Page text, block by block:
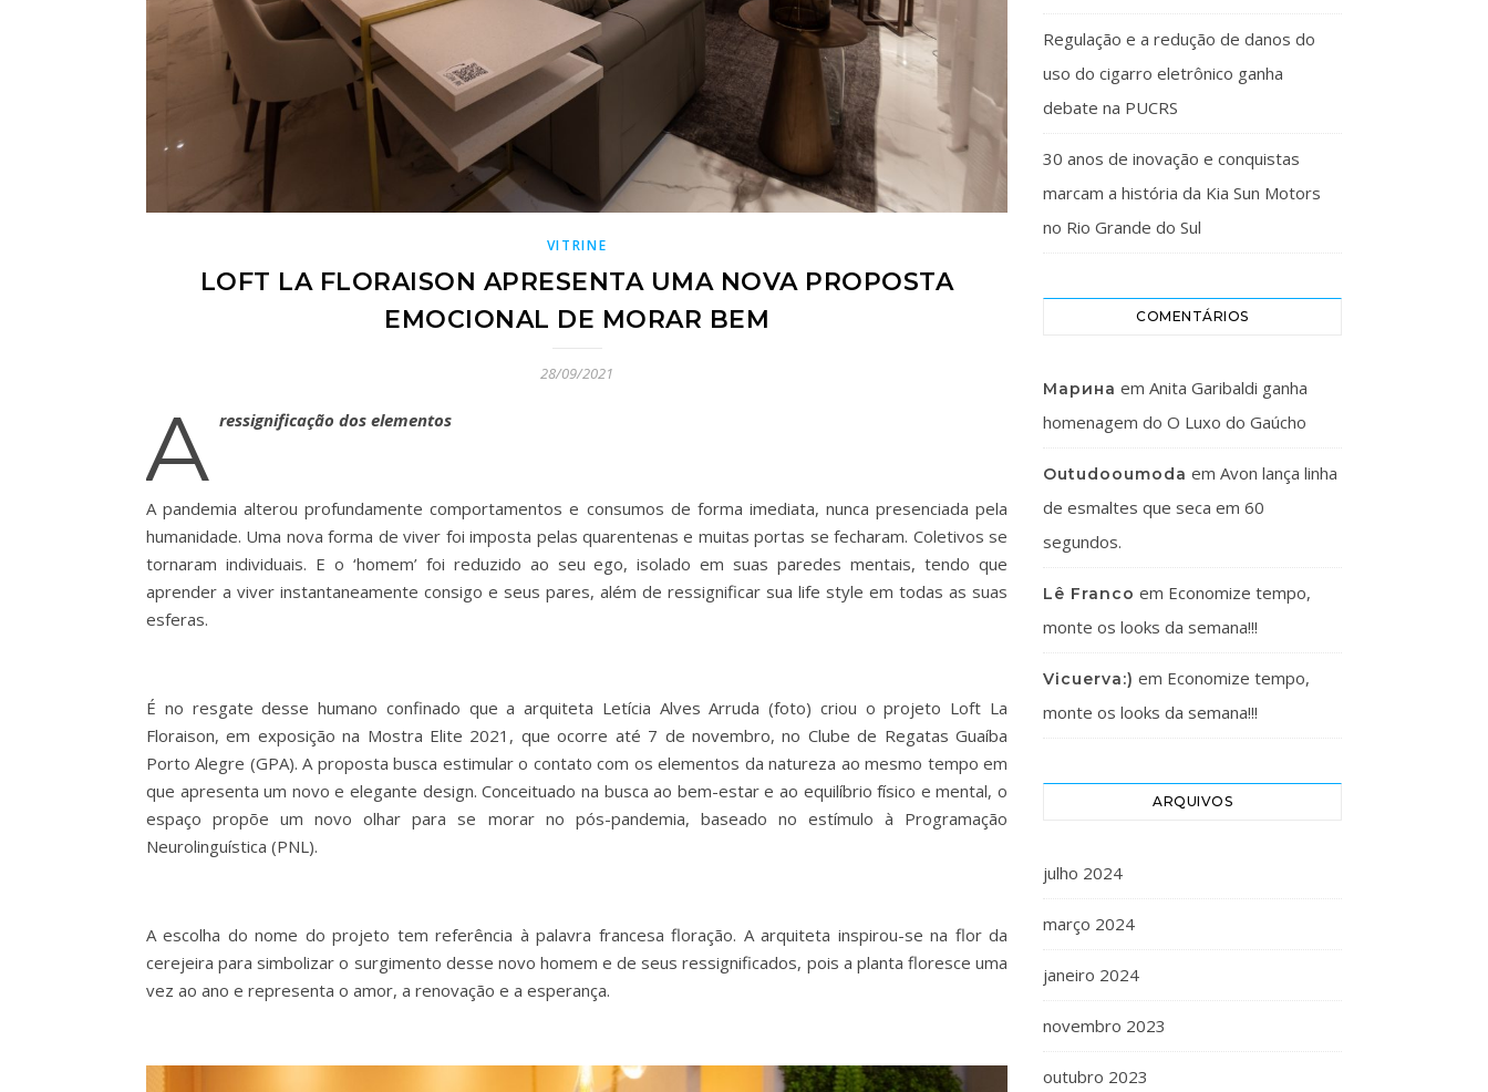
VITRINE
LOFT LA FLORAISON APRESENTA UMA NOVA PROPOSTA
EMOCIONAL DE MORAR BEM
28/09/2021
A ressignificação dos elementos
A pandemia alterou profundamente comportamentos e consumos de forma imediata, nunca presenciada pela
humanidade. Uma nova forma de viver foi imposta pelas quarentenas e muitas portas se fecharam. Coletivos se
tornaram individuais. E o ‘homem’ foi reduzido ao seu ego, isolado em suas paredes mentais, tendo que
aprender a viver instantaneamente consigo e seus pares, além de ressignificar sua life style em todas as suas
esferas.
É no resgate desse humano confinado que a arquiteta Letícia Alves Arruda (foto) criou o projeto Loft La
Floraison, em exposição na Mostra Elite 2021, que ocorre até 7 de novembro, no Clube de Regatas Guaíba
Porto Alegre (GPA). A proposta busca estimular o contato com os elementos da natureza ao mesmo tempo em
que apresenta um novo e elegante design. Conceituado na busca ao bem-estar e ao equilíbrio físico e mental, o
espaço propõe um novo olhar para se morar no pós-pandemia, baseado no estímulo à Programação
Neurolinguística (PNL).
A escolha do nome do projeto tem referência à palavra francesa floração. A arquiteta inspirou-se na flor da
cerejeira para simbolizar o surgimento desse novo homem e de seus ressignificados, pois a planta floresce uma
vez ao ano e representa o amor, a renovação e a esperança.
Regulação e a redução de danos do
uso do cigarro eletrônico ganha
debate na PUCRS
30 anos de inovação e conquistas
marcam a história da Kia Sun Motors
no Rio Grande do Sul
COMENTÁRIOS
Марина em Anita Garibaldi ganha
homenagem do O Luxo do Gaúcho
Outudooumoda em Avon lança linha
de esmaltes que seca em 60
segundos.
Lê Franco em Economize tempo,
monte os looks da semana!!!
Vicuerva:) em Economize tempo,
monte os looks da semana!!!
ARQUIVOS
julho 2024
março 2024
janeiro 2024
novembro 2023
outubro 2023